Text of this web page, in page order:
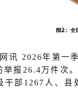
讯 2026年第一
举报26.4万件次
干部1267人、县